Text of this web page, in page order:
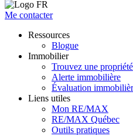
Me contacter
Ressources
Blogue
Immobilier
Trouvez une propriété
Alerte immobilière
Évaluation
Liens utiles
Mon RE/MAX
RE/MAX Québec
Outils pratiques